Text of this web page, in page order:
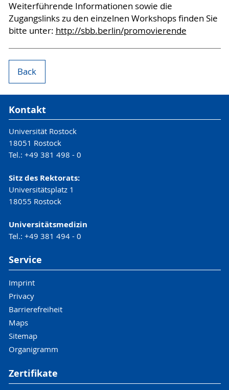
Weiterführende Informationen sowie die
Zugangslinks zu den einzelnen Workshops finden Sie
bitte unter: http://sbb.berlin/promovierende
Back
Kontakt
Universität Rostock
18051 Rostock
Tel.: +49 381 498 - 0
Sitz des Rektorats:
Universitätsplatz 1
18055 Rostock
Universitätsmedizin
Tel.: +49 381 494 - 0
Service
Imprint
Privacy
Barrierefreiheit
Maps
Sitemap
Organigramm
Zertifikate